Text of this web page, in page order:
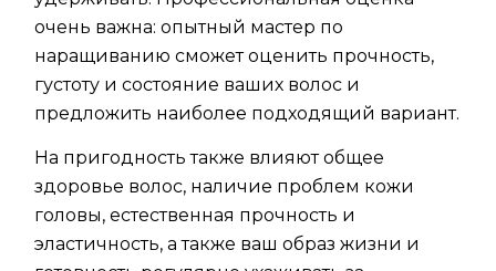
очень важна: опытный мастер по
наращиванию сможет оценить прочность,
густоту и состояние ваших волос и
предложить наиболее подходящий вариант.
На пригодность также влияют общее
здоровье волос, наличие проблем кожи
головы, естественная прочность и
эластичность, а также ваш образ жизни и